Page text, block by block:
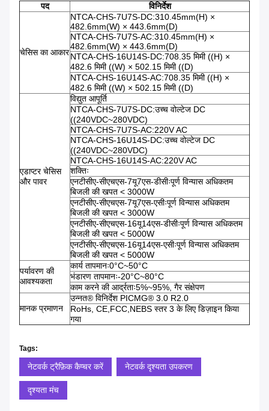
पद
विनिर्देश
चेसिस का आकार
NTCA-CHS-7U7S-DC:310.45mm(H) ×
482.6mm(W) × 443.6mm(D)
NTCA-CHS-7U7S-AC:310.45mm(H) ×
482.6mm(W) × 443.6mm(D)
NTCA-CHS-16U14S-DC:708.35 मिमी ((H) ×
482.6 मिमी ((W) × 502.15 मिमी ((D)
NTCA-CHS-16U14S-AC:708.35 मिमी ((H) ×
482.6 मिमी ((W) × 502.15 मिमी ((D)
एडाप्टर चेसिस
और पावर
विद्युत आपूर्ति
NTCA-CHS-7U7S-DC:उच्च वोल्टेज DC
((240VDC~280VDC)
NTCA-CHS-7U7S-AC:220V AC
NTCA-CHS-16U14S-DC:उच्च वोल्टेज DC
((240VDC~280VDC)
NTCA-CHS-16U14S-AC:220V AC
शक्तिः
एनटीसीए-सीएचएस-7यू7एस-डीसीःपूर्ण विन्यास अधिकतम
बिजली की खपत < 3000W
एनटीसीए-सीएचएस-7यू7एस-एसीःपूर्ण विन्यास अधिकतम
बिजली की खपत < 3000W
एनटीसीए-सीएचएस-16यू14एस-डीसीःपूर्ण विन्यास अधिकतम
बिजली की खपत < 5000W
एनटीसीए-सीएचएस-16यू14एस-एसीःपूर्ण विन्यास अधिकतम
बिजली की खपत < 5000W
पर्यावरण की
आवश्यकता
कार्य तापमानः0°C~50°C
भंडारण तापमानः-20°C~80°C
काम करने की आर्द्रताः5%~95%, गैर संक्षेपण
मानक प्रमाणन
उन्नत® विनिर्देश PICMG® 3.0 R2.0
RoHs, CE,FCC,NEBS स्तर 3 के लिए डिज़ाइन किया
गया
Tags:
नेटवर्क ट्रैफ़िक कैप्चर करें नेटवर्क दृश्यता उपकरण
दृश्यता मंच